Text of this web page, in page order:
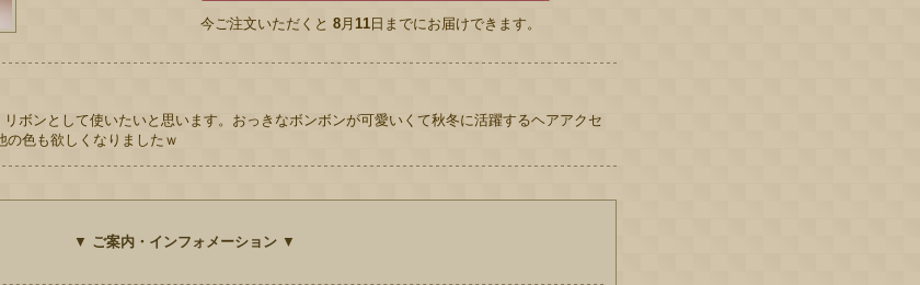
今ご注文いただくと 8月 11 日までにお届けできます。
リボンとして使いたいと思います。おっきなボンボンが可愛いくて秋冬に活躍するヘアアクセ
の色も欲しくなりましたｗ
▼ ご案内・インフォメーション▼